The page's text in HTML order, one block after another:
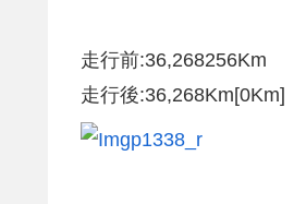
走行前:36,268256Km
走行後:36,268Km[0Km]